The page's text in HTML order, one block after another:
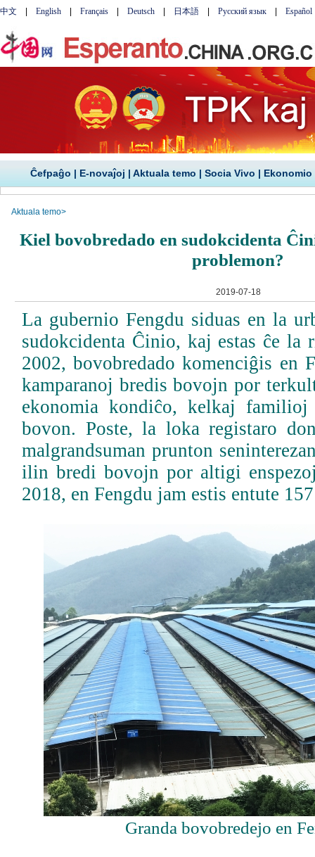
Ĉefpaĝo | E-novaĵoj | Aktuala temo | Socia Vivo | Ekonomio
Aktuala temo>
Kiel bovobredado en sudokcidenta
problemon?
2019-07-18
La gubernio Fengdu siduas en la
sudokcidenta Ĉinio, kaj estas ĉe la
2002, bovobredado komenciĝis en
kamparanoj bredis bovojn por
ekonomia kondiĉo, kelkaj
bovon. Poste, la loka registaro
malgrandsuman prunton
ilin bredi bovojn por altigi
2018, en Fengdu jam estis entute
Granda bovobredejo en